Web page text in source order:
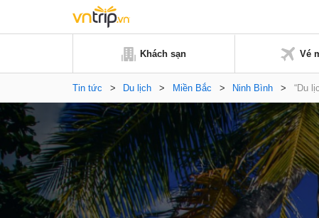
Khách sạn Vé
Tin tức > Du lịch > Miền Bắc > Ninh Bình > “Du